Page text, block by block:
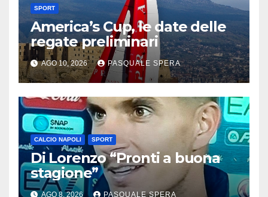
SPORT
America’s Cup, le date delle
regate preliminari
AGO 10, 2026 PASQUALE SPERA
CALCIO NAPOLI SPORT
Di Lorenzo “Pronti a buona
stagione”
AGO 8, 2026 PASQUALE SPERA